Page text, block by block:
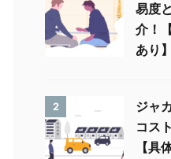
易度
介！
あり】
2
ジャ
コス
【具